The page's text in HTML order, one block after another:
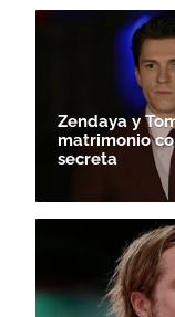
Zendaya y
matrimonio
secreta